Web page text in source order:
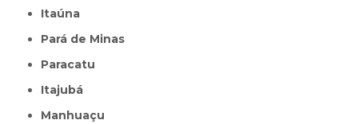
Itaúna
Pará de Minas
Paracatu
Itajubá
Manhuaçu